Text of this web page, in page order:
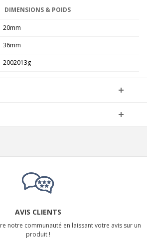
DIMENSIONS & POIDS
20mm
36mm
2002013g
AVIS CLIENTS
notre communauté en laissant votre avis sur un
produit !